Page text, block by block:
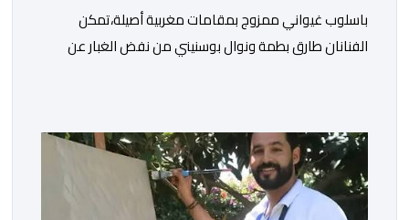
باسلوب غيواني ممزوج بمقامات مغربية أصيلة،تمكن
الفنانان طارق بطمة ونوال بوسنيني من نفض الغبار عن
ياقلبي” ،قام بتوزيعها اسامة باهي،باسلوب سلس وبسيط،
متحكما في الجمل الموسيقية والانتقالات الجميلة..استطاع
الفنانان طارق بطمة ونوال بوسنيني أن يعطيا روحا فريدة
لهذه الاغنية,بفضل أدا […]